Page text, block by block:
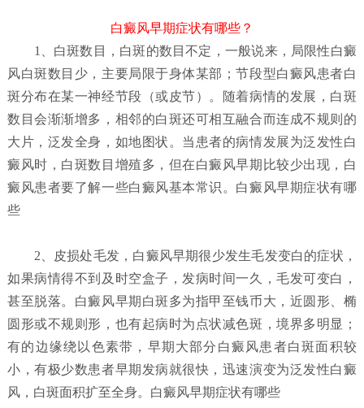
白癜风早期症状有哪些？
1、白斑数目，白斑的数目不定，一般说来，局限性白癜
风白斑数目少，主要局限于身体某部；节段型白癜风患者白
斑分布在某一神经节段（或皮节）。随着病情的发展，白斑
数目会渐渐增多，相邻的白斑还可相互融合而连成不规则的
大片，泛发全身，如地图状。当患者的病情发展为泛发性白
癜风时，白斑数目增殖多，但在白癜风早期比较少出现，白
癜风患者要了解一些白癜风基本常识。白癜风早期症状有哪
些
2、皮损处毛发，白癜风早期很少发生毛发变白的症状，
如果病情得不到及时空盒子，发病时间一久，毛发可变白，
甚至脱落。白癜风早期白斑多为指甲至钱币大，近圆形、椭
圆形或不规则形，也有起病时为点状减色斑，境界多明显；
有的边缘绕以色素带，早期大部分白癜风患者白斑面积较
小，有极少数患者早期发病就很快，迅速演变为泛发性白癜
风，白斑面积扩至全身。白癜风早期症状有哪些